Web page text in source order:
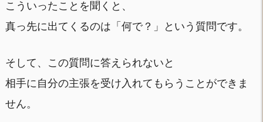
こういったことを聞くと、
真っ先に出てくるのは「何で？」という質問です。
そして、この質問に答えられないと
相手に自分の主張を受け入れてもらうことができま
せん。